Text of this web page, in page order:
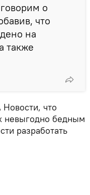
о
что
на
также
что
невыгодно бедным
разработать